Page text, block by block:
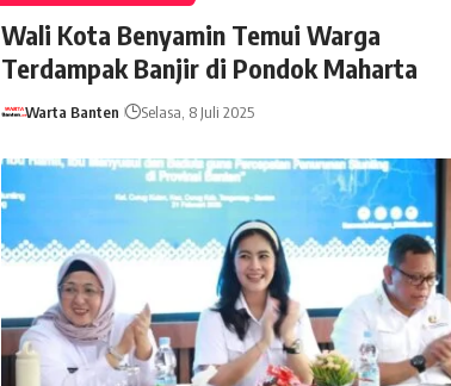
Wali Kota Benyamin Temui Warga
Terdampak Banjir di Pondok Maharta
Warta Banten Selasa, 8 Juli 2025